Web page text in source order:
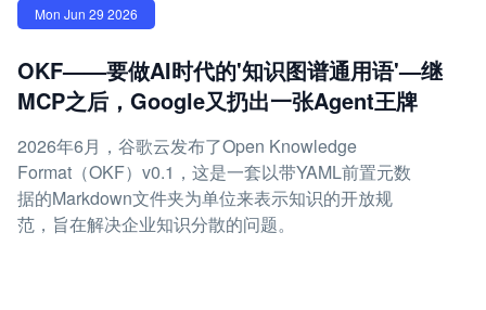
Mon Jun 29 2026
OKF——要做AI时代的'知识图谱通用语'—继
MCP之后，Google又扔出一张Agent王牌
2026年6月，谷歌云发布了Open Knowledge
Format（OKF）v0.1，这是一套以带YAML前置元数
据的Markdown文件夹为单位来表示知识的开放规
范，旨在解决企业知识分散的问题。